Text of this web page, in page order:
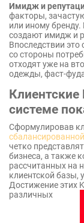
Имидж и
факторы,
или иному
создают имидж и
Впоследствии
со стороны
отходят уже на
одежды, фаст-
Клиентские
системе
Сформулировав
четко
бизнеса, а также
рассчитанных на
клиентской базы,
Достижение этих
различных